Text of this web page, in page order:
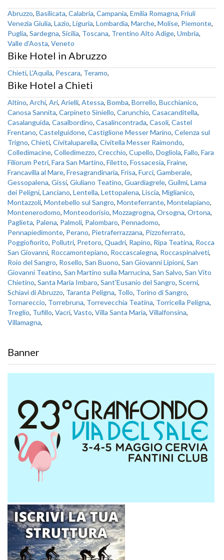
Abruzzo, Basilicata, Calabria, Campania, Emilia Romagna, Friuli
Venezia Giulia, Lazio, Liguria, Lombardia, Marche, Molise, Piemonte,
Puglia, Sardegna, Sicilia, Toscana, Trentino Alto Adige, Umbria,
Valle d'Aosta, Veneto
Bike Hotel in Abruzzo
Chieti, L'Aquila, Pescara, Teramo,
Bike Hotel a Chieti
Altino, Archi, Ari, Arielli, Atessa, Bomba, Borrello, Bucchianico,
Canosa Sannita, Carpineto Siniello, Carunchio, Casacanditella,
Casalanguida, Casalbordino, Casalincontrada, Casoli, Castel
Frentano, Castelguidone, Castiglione Messer Marino, Celenza sul
Trigno, Chieti, Civitaluparella, Civitella Messer Raimondo,
Colledimacine, Colledimezzo, Crecchio, Cupello, Dogliola, Fallo, Fara
Filiorum Petri, Fara San Martino, Filetto, Fossacesia, Fraine,
Francavilla al Mare, Fresagrandinaria, Frisa, Furci, Gamberale,
Gessopalena, Gissi, Giuliano Teatino, Guardiagrele, Guilmi, Lama
dei Peligni, Lanciano, Lentella, Lettopalena, Liscia, Miglianico,
Montazzoli, Montebello sul Sangro, Monteferrante, Montelapiano,
Montenerodomo, Monteodorisio, Mozzagrogna, Orsogna, Ortona,
Paglieta, Palena, Palmoli, Palombaro, Pennadomo,
Pennapiedimonte, Perano, Pietraferrazzana, Pizzoferrato,
Poggiofiorito, Pollutri, Pretoro, Quadri, Rapino, Ripa Teatina, Rocca
San Giovanni, Roccamontepiano, Roccascalegna, Roccaspinalveti,
Roio del Sangro, Rosello, San Buono, San Giovanni Lipioni, San
Giovanni Teatino, San Martino sulla Marrucina, San Salvo, San Vito
Chietino, Santa Maria Imbaro, Sant'Eusanio del Sangro, Scerni,
Schiavi di Abruzzo, Taranta Peligna, Tollo, Torino di Sangro,
Tornareccio, Torrebruna, Torrevecchia Teatina, Torricella Peligna,
Treglio, Tufillo, Vacri, Vasto, Villa Santa Maria, Villalfonsina,
Villamagna,
Banner